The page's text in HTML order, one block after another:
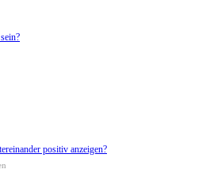
positiv anzeigen?